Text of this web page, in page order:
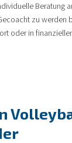
Beratung
zu werden
oder in